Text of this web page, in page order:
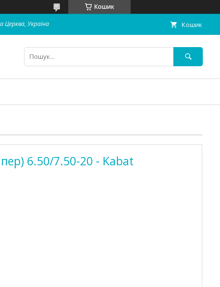
Кошик
Церква, Україна Кошик
6.50/7.50-20 - Kabat